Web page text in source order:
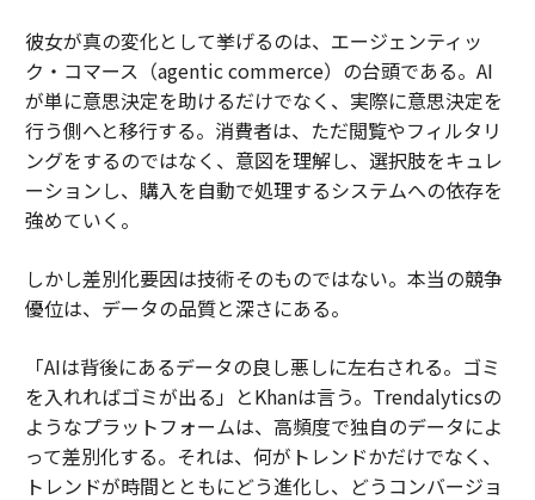
彼女が真の変化として挙げるのは、エージェンティッ
ク・コマース（agentic commerce）の台頭である。AI
が単に意思決定を助けるだけでなく、実際に意思決定を
行う側へと移行する。消費者は、ただ閲覧やフィルタリ
ングをするのではなく、意図を理解し、選択肢をキュレ
ーションし、購入を自動で処理するシステムへの依存を
強めていく。
しかし差別化要因は技術そのものではない。本当の競争
優位は、データの品質と深さにある。
「AIは背後にあるデータの良し悪しに左右される。ゴミ
を入れればゴミが出る」とKhanは言う。Trendalyticsの
ようなプラットフォームは、高頻度で独自のデータによ
って差別化する。それは、何がトレンドかだけでなく、
トレンドが時間とともにどう進化し、どうコンバージョ